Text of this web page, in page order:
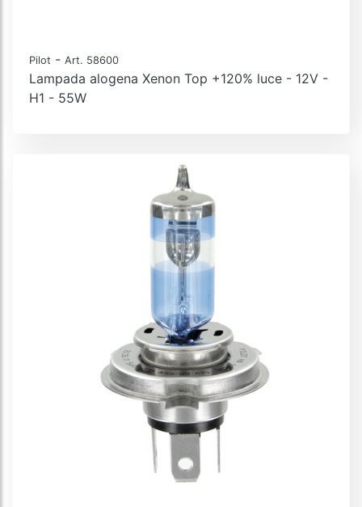
Pilot - Art. 58600
Lampada alogena Xenon Top +120% luce - 12V -
H1 - 55W